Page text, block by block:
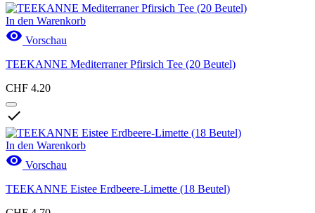
In den Warenkorb
 Vorschau
TEEKANNE Mediterraner Pfirsich Tee (20 Beutel)
CHF 4.20

In den Warenkorb
 Vorschau
TEEKANNE Eistee Erdbeere-Limette (18 Beutel)